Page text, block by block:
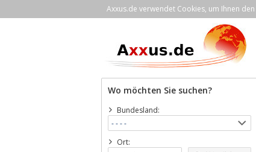
Axxus.de verwendet Cookies, um Ihnen
Wo möchten Sie suchen?
Bundesland:
Ort: